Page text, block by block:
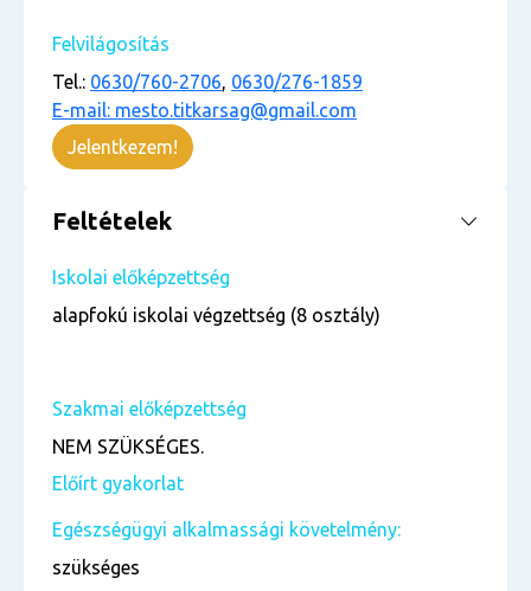
Felvilágosítás
Tel.: 0630/760-2706, 0630/276-1859
E-mail: mesto.titkarsag@gmail.com
Jelentkezem!
Feltételek
Iskolai előképzettség
alapfokú iskolai végzettség (8 osztály)
Szakmai előképzettség
NEM SZÜKSÉGES.
Előírt gyakorlat
Egészségügyi alkalmassági követelmény:
szükséges